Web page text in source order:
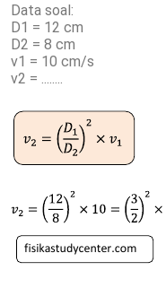
Data soal:
D1 = 12 cm
D2 = 8 cm
v1 = 10 cm/s
v2 = ........